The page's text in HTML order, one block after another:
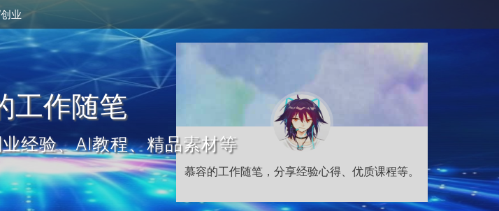
业
工作随笔
经验、AI教程、精品素材等
慕容的工作随笔，分享经验心得、优质课程等。